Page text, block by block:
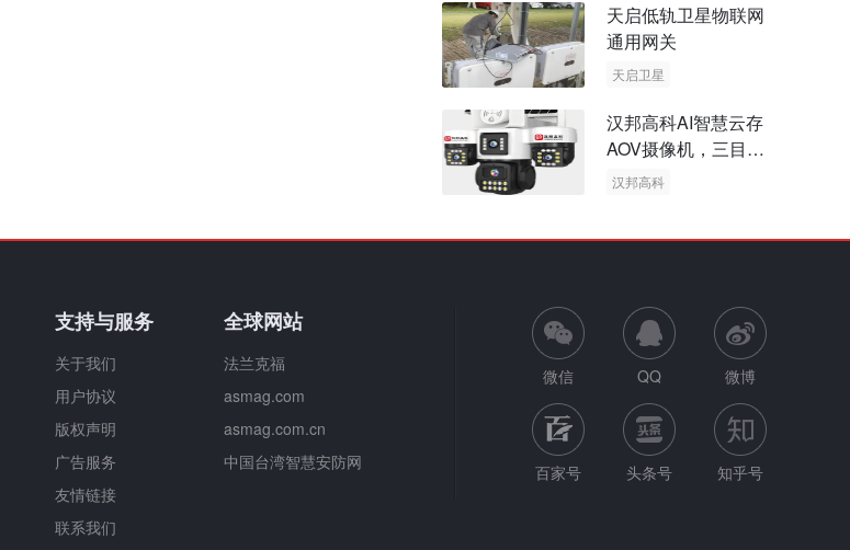
天启低轨卫星物联网
通用网关
天启卫星
汉邦高科AI智慧云存
AOV摄像机，三目太
阳能多摄球机
汉邦高科
支持与服务
关于我们
用户协议
版权声明
广告服务
友情链接
联系我们
全球网站
法兰克福
asmag.com
asmag.com.cn
中国台湾智慧安防网
微信 QQ 微博
百家号 头条号 知乎号